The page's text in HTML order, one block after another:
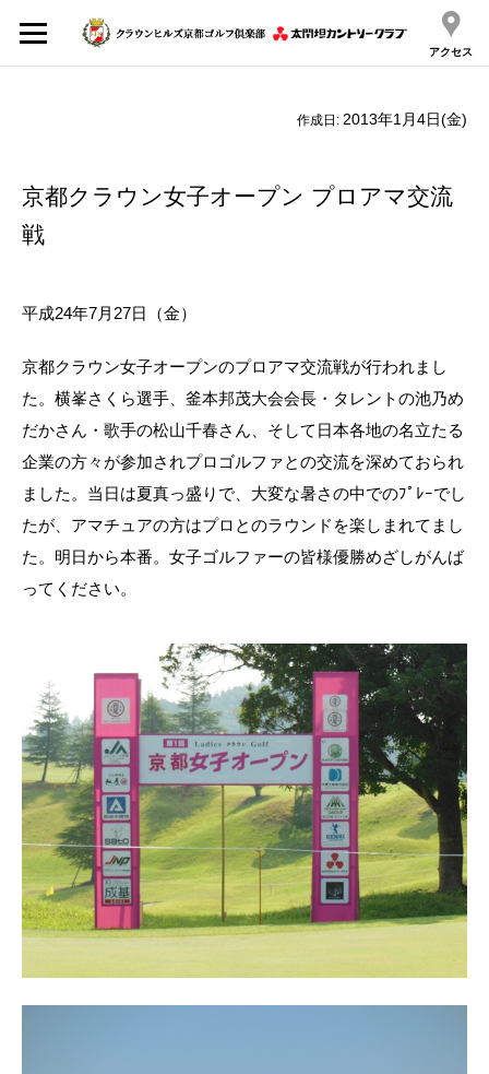
アクセス
作成日: 2013年1月4日(金)
京都クラウン女子オープン プロアマ交流
戦
平成24年7月27日（金）
京都クラウン女子オープンのプロアマ交流戦が行われまし
た。横峯さくら選手、釜本邦茂大会会長・タレントの池乃め
だかさん・歌手の松山千春さん、そして日本各地の名立たる
企業の方々が参加されプロゴルファとの交流を深めておられ
ました。当日は夏真っ盛りで、大変な暑さの中でのﾌﾟﾚｰでし
たが、アマチュアの方はプロとのラウンドを楽しまれてまし
た。明日から本番。女子ゴルファーの皆様優勝めざしがんば
ってください。